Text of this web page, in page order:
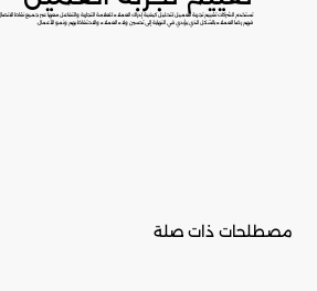
تستخدم الشركات تقييم تجربة العميل لتحليل كيفية إدراك العملاء للعلامة التجارية والتفاعل معها عبر جميع نقاط
فهم رضا العملاء بالشكل الذي يؤدي في النهاية إلى تحسين ولاء العملاء والاحتفاظ بهم ونمو الأعمال.
مصطلحات ذات صلة